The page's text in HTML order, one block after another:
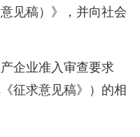
见稿）》，并向社会
企业准入审查要求
征求意见稿》）的相